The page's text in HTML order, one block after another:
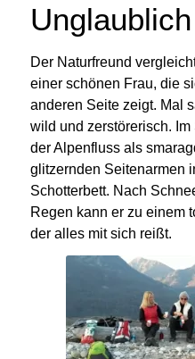
Der Naturfreund
einer schönen Frau, die
anderen Seite zeigt. Mal
wild und zerstörerisch. Im
der Alpenfluss als
glitzernden Seitenarmen
Schotterbett. Nach
Regen kann er zu einem
der alles mit sich reißt.